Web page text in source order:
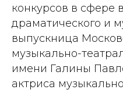
конкурсов в сфере
драматического и
выпускница
музыкально-
имени Галины
актриса